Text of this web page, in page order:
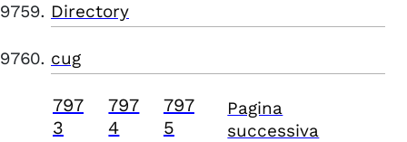
Directory
cug
797
3
797
4
797
5
Pagina
successiva